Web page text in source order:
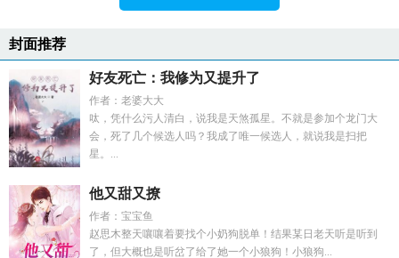
封面推荐
好友死亡：我修为又提升了
作者：老婆大大
呔，凭什么污人清白，说我是天煞孤星。不就是参加个龙门大
会，死了几个候选人吗？我成了唯一候选人，就说我是扫把
星。...
他又甜又撩
作者：宝宝鱼
赵思木整天嚷嚷着要找个小奶狗脱单！结果某日老天听是听到
了，但大概也是听岔了给了她一个小狼狗！小狼狗...